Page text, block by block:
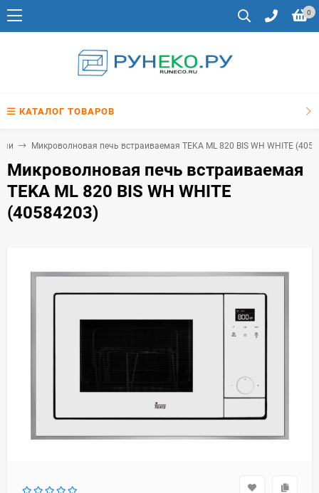
0
КАТАЛОГ ТОВАРОВ
Микроволновая печь встраиваемая TEKA ML 820 BIS WH WHITE
Микроволновая печь встраиваемая
TEKA ML 820 BIS WH WHITE
(40584203)